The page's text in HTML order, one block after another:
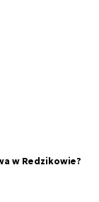
w Redzikowie?